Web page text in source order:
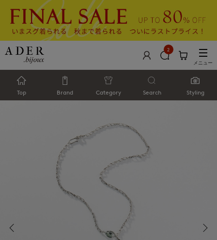
2
メニュー
Top Brand Category Search Styling